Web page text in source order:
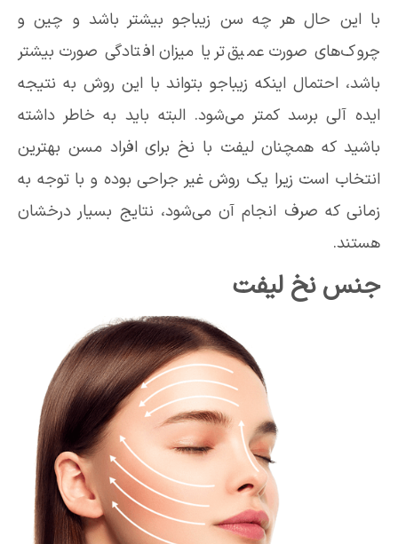
با این حال هر چه سن زیباجو بیشتر باشد و چین و
چروک‌های صورت عمیق‌تر یا میزان افتادگی صورت بیشتر
باشد، احتمال اینکه زیباجو بتواند با این روش به نتیجه
ایده آلی برسد کمتر می‌شود. البته باید به خاطر داشته
باشید که همچنان لیفت با نخ برای افراد مسن بهترین
انتخاب است زیرا یک روش غیر جراحی بوده و با توجه به
زمانی که صرف انجام آن می‌شود، نتایج بسیار درخشان
هستند.
جنس نخ لیفت